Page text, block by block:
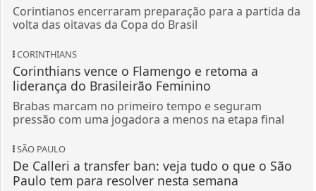
Corintianos encerraram preparação para a partida da
volta das oitavas da Copa do Brasil
CORINTHIANS
Corinthians vence o Flamengo e retoma a
liderança do Brasileirão Feminino
Brabas marcam no primeiro tempo e seguram
pressão com uma jogadora a menos na etapa final
SÃO PAULO
De Calleri a transfer ban: veja tudo o que o São
Paulo tem para resolver nesta semana